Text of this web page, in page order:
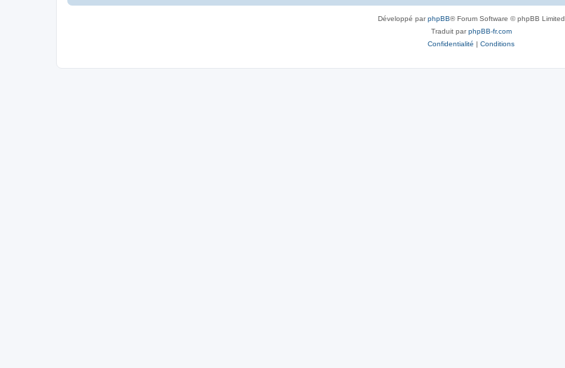
Développé parphpBB® Forum Software © phpBB Limited
Traduit parphpBB-fr.com
Confidentialité | Conditions